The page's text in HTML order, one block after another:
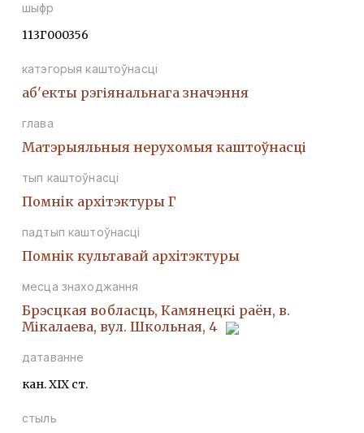
шыфр
113Г000356
катэгорыя каштоўнасці
аб'екты рэгіянальнага значэння
глава
Матэрыяльныя нерухомыя каштоўнасці
тып каштоўнасці
Помнiк архiтэктуры Г
падтып каштоўнасці
Помнiк культавай архiтэктуры
месца знаходжання
Брэсцкая вобласць, Камянецкі раён, в.
Мікалаева, вул. Школьная, 4
датаванне
кан. ХІХ ст.
стыль